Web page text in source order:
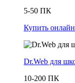
5-50 ПК
Купить онлайн
Dr.Web для
10-200 ПК